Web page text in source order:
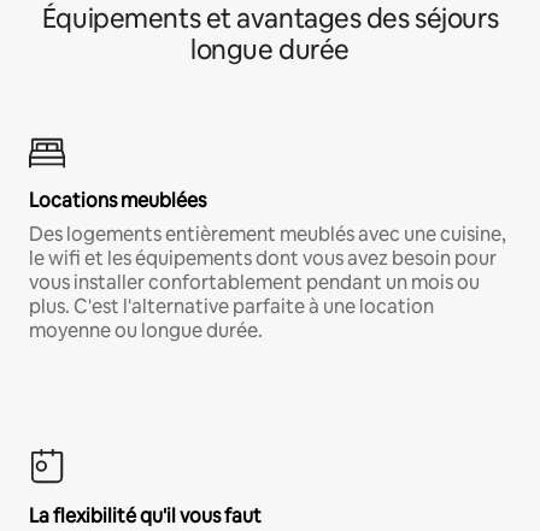
Équipements et avantages des séjours
longue durée
Locations meublées
Des logements entièrement meublés avec une cuisine,
le wifi et les équipements dont vous avez besoin pour
vous installer confortablement pendant un mois ou
plus. C'est l'alternative parfaite à une location
moyenne ou longue durée.
La flexibilité qu'il vous faut